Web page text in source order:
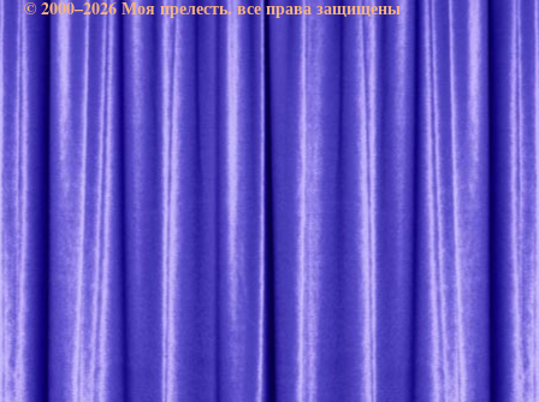
© 2000–2026 Моя прелесть. все права защищены